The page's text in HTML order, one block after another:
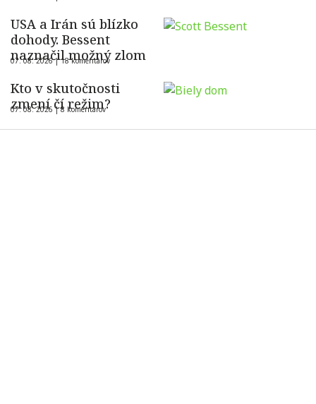
USA a Irán sú blízko
dohody. Bessent
naznačil možný zlom
07. 08. 2026 |18 komentárov
Kto v skutočnosti
zmení čí režim?
07. 08. 2026 |8 komentárov